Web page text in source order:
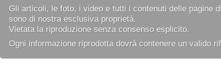
Gli articoli, le foto, i video e tutti i contenuti delle pagine
sono di nostra esclusiva proprietà.
Vietata la riproduzione senza consenso esplicito.
Ogni informazione riprodotta dovrà contenere un valido